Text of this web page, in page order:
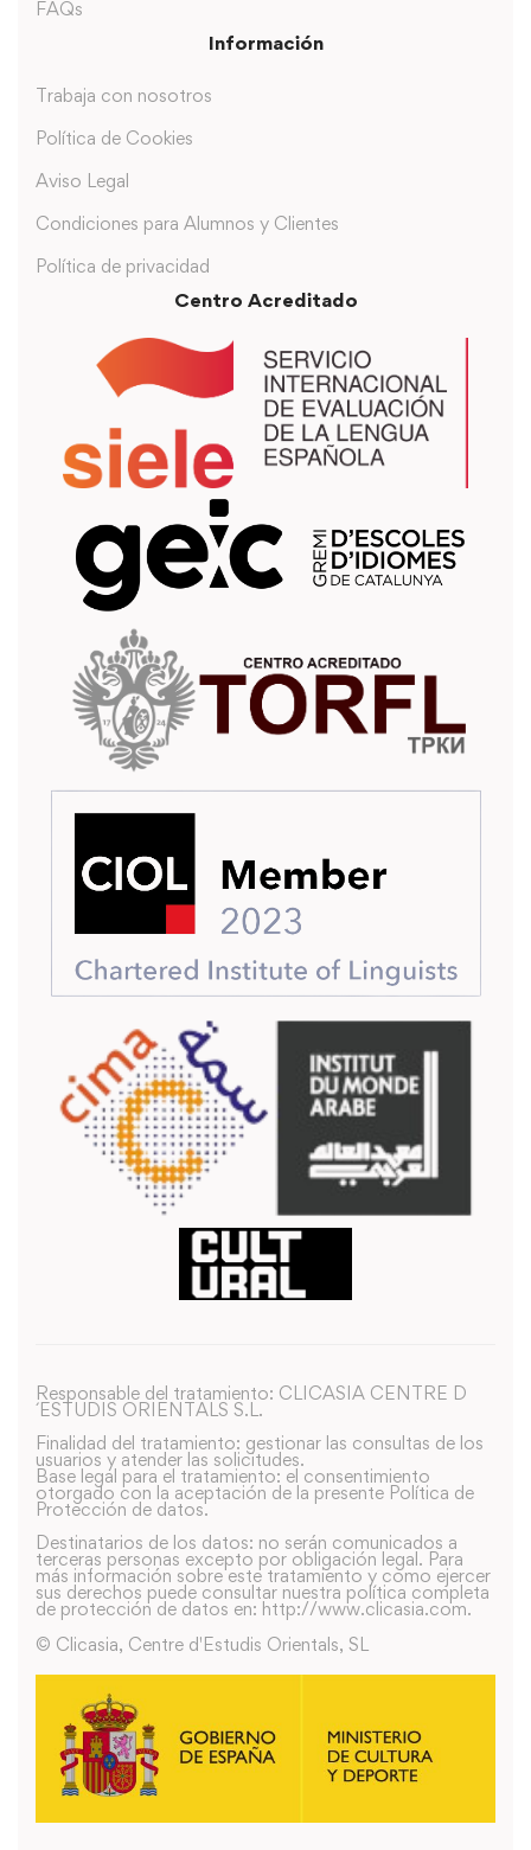
FAQs
Información
Trabaja con nosotros
Política de Cookies
Aviso Legal
Condiciones para Alumnos y Clientes
Política de privacidad
Centro Acreditado
Responsable del tratamiento: CLICASIA CENTRE D
´ESTUDIS ORIENTALS S.L.
Finalidad del tratamiento: gestionar las consultas de los
usuarios y atender las solicitudes.
Base legal para el tratamiento: el consentimiento
otorgado con la aceptación de la presente Política de
Protección de datos.
Destinatarios de los datos: no serán comunicados a
terceras personas excepto por obligación legal. Para
más información sobre este tratamiento y como ejercer
sus derechos puede consultar nuestra política completa
de protección de datos en: http://www.clicasia.com.
© Clicasia, Centre d'Estudis Orientals, SL